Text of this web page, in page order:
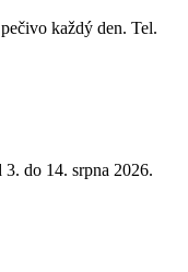
každý den. Tel.
3. do 14. srpna 2026.